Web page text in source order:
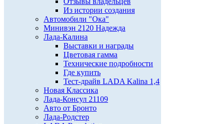
Из истории создания
Автомобили "Ока"
Минивэн 2120 Надежда
Лада-Калина
Выставки и награды
Цветовая гамма
Технические подробности
Где купить
Тест-драйв LADA Kalina 1,4
Новая Классика
Лада-Консул 21109
Авто от Бронто
Лада-Родстер